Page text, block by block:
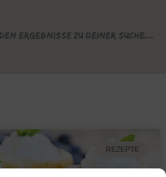
Ergebnisse zu deiner Suche...
REZEPTE